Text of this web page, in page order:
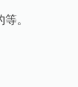
。